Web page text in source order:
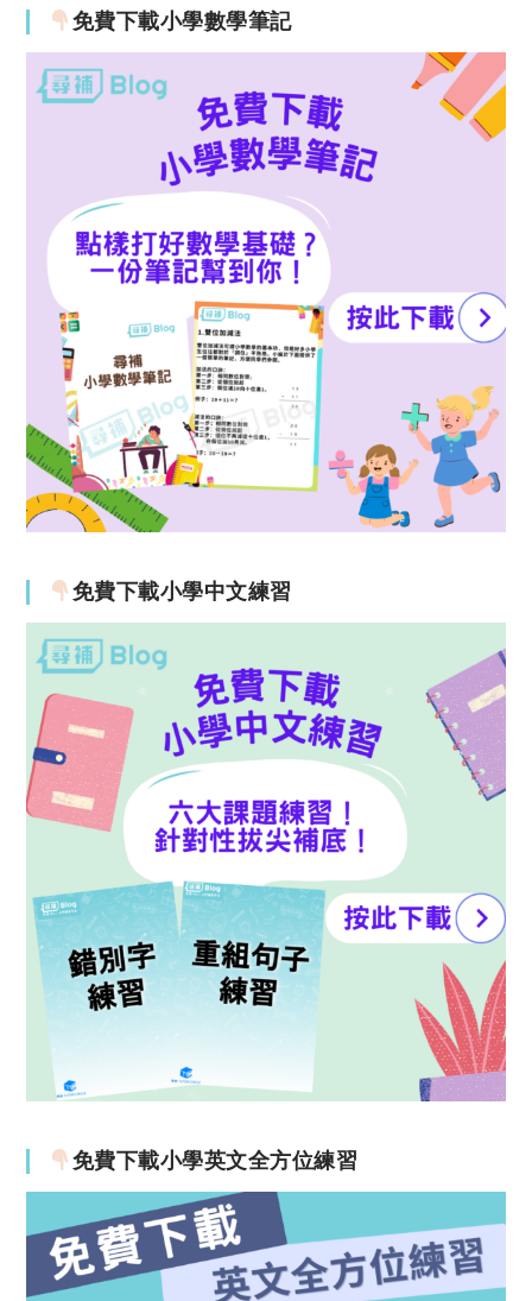
免費下載小學數學筆記
免費下載小學中文練習
免費下載小學英文全方位練習